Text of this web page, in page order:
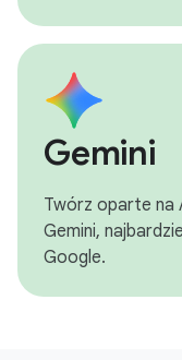
Gemini
Twórz oparte na
Gemini,
Google.